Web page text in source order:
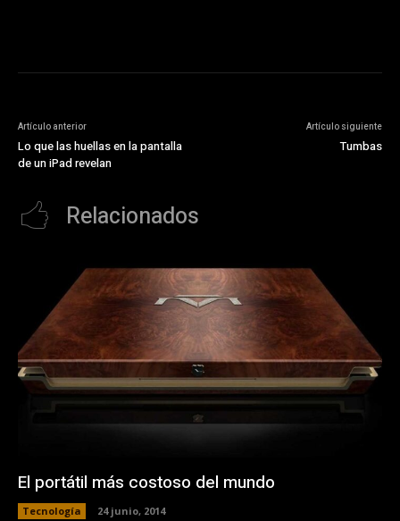
Artículo anterior
Lo que las huellas en la pantalla
de un iPad revelan
Artículo siguiente
Tumbas
Relacionados
El portátil más costoso del mundo
Tecnología 24 junio, 2014